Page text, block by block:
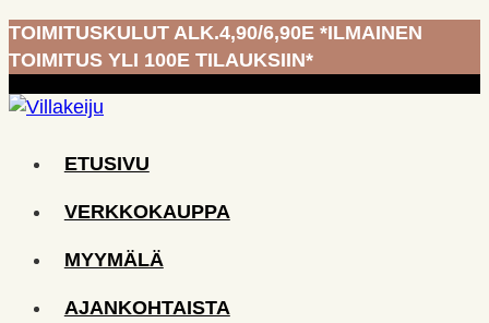
Siirry
sisältöön
TOIMITUSKULUT ALK.4,90/6,90E *ILMAINEN
TOIMITUS YLI 100E TILAUKSIIN*
ETUSIVU
VERKKOKAUPPA
MYYMÄLÄ
AJANKOHTAISTA